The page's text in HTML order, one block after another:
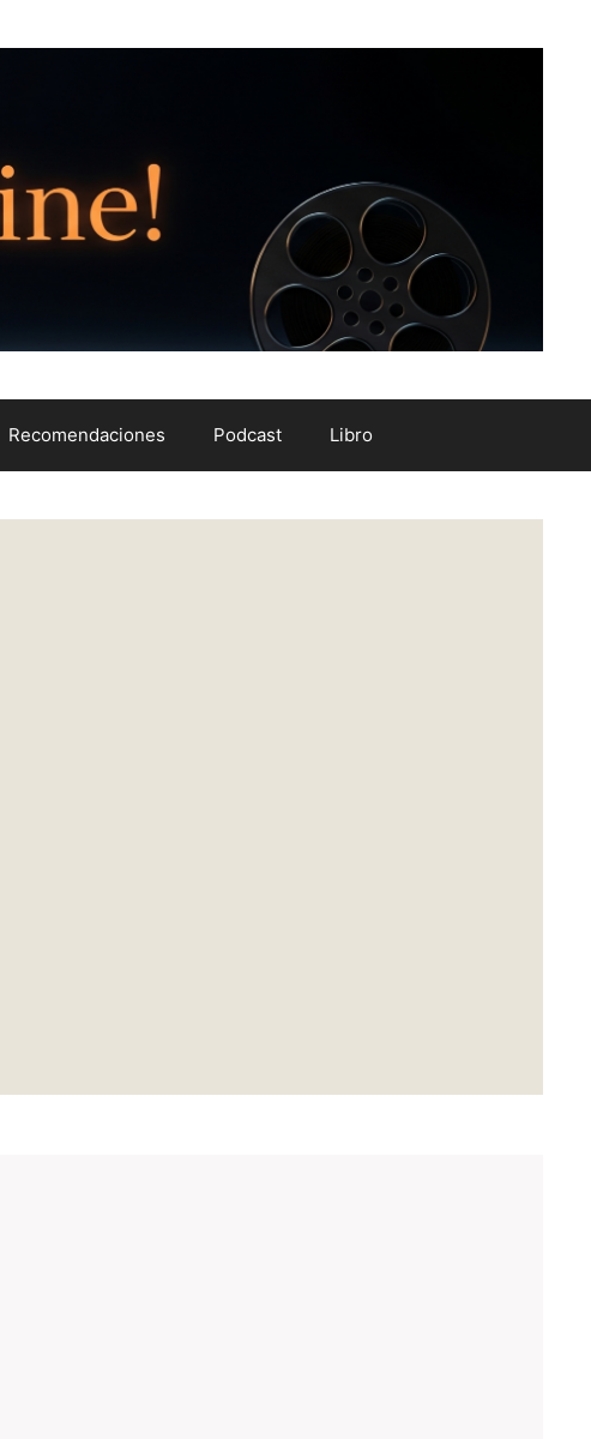
Recomendaciones Podcast Libro